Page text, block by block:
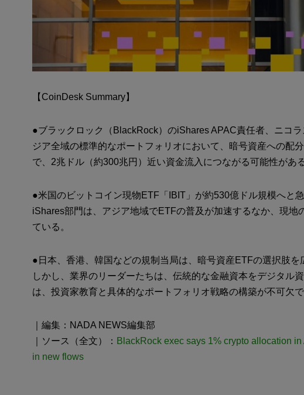
【CoinDesk Summary】
●ブラックロック（BlackRock）のiShares APAC責任者、ニコ
ジア全域の標準的なポートフォリオにおいて、暗号資産への配
で、2兆ドル（約300兆円）近い資金流入につながる可能性があ
●米国のビットコイン現物ETF「IBIT」が約530億ドル規模へと
iShares部門は、アジア地域でETFの普及が加速するなか、現地
ている。
●日本、香港、韓国などの規制当局は、暗号資産ETFの選択肢を
しかし、業界のリーダーたちは、伝統的な金融資本をデジタル
は、投資家教育と具体的なポートフォリオ戦略の構築が不可欠
｜編集：NADA NEWS編集部
｜ソース（全文）： BlackRock exec says 1% crypto allocation
in new flows